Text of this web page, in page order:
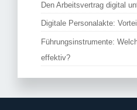
Den Arbeitsvertrag digital
Digitale Personalakte:
Führungsinstrumente:
effektiv?